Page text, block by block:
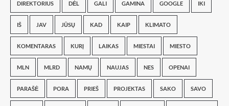
DIREKTORIUS DĖL GALI GAMINA GOOGLE IKI
IŠ JAV JŪSŲ KAD KAIP KLIMATO
KOMENTARAS KURĮ LAIKAS MIESTAI MIESTO
MLN MLRD NAMŲ NAUJAS NES OPENAI
PARAŠĖ PORA PRIEŠ PROJEKTAS SAKO SAVO